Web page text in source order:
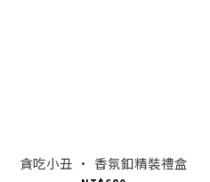
貪吃小丑 · 香氛釦精裝禮盒